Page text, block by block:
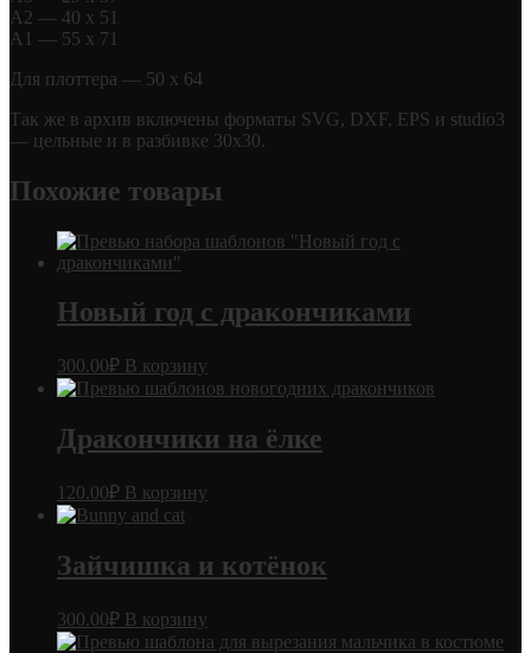
А2 — 40 х 51
А1 — 55 х 71
Для плоттера — 50 х 64
Так же в архив включены форматы SVG, DXF, EPS и studio3
— цельные и в разбивке 30х30.
Похожие товары
Новый год с дракончиками
300.00₽ В корзину
Дракончики на ёлке
120.00₽ В корзину
Зайчишка и котёнок
300.00₽ В корзину